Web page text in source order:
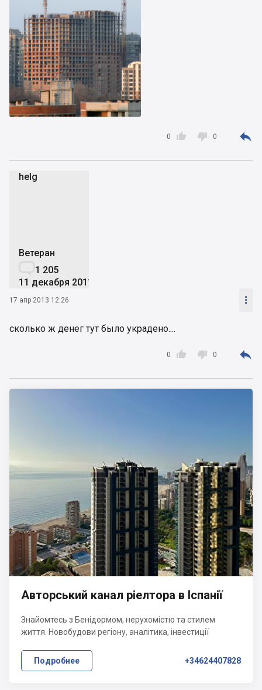

0  0 
helg
Ветеран
1 205
11 декабря 2011
17 апр 2013 12:26 
сколько ж денег тут было украдено....

0  0 
Авторський канал ріелтора в Іспанії
Знайомтесь з Бенідормом, нерухомістю та стилем
життя. Новобудови регіону, аналітика, інвестиції
Подробнее +34624407828